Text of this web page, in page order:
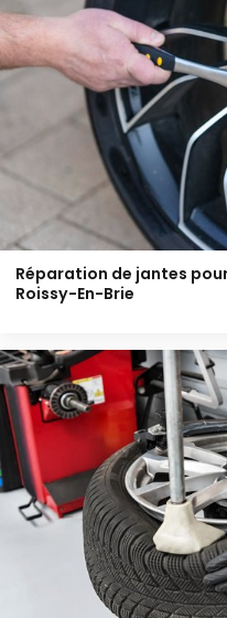
Réparation de jantes
Roissy-En-Brie